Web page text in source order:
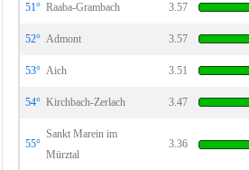
51° Raaba-Grambach 3.57
52° Admont 3.57
53° Aich 3.51
54° Kirchbach-Zerlach 3.47
55°
Sankt Marein im
Mürztal
3.36